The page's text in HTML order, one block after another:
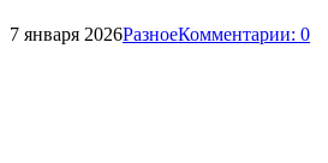
7 января 2026РазноеКомментарии: 0